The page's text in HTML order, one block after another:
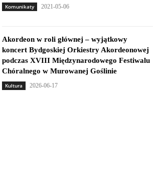
Komunikaty 2021-05-06
Akordeon w roli głównej – wyjątkowy
koncert Bydgoskiej Orkiestry Akordeonowej
podczas XVIII Międzynarodowego Festiwalu
Chóralnego w Murowanej Goślinie
Kultura 2026-06-17